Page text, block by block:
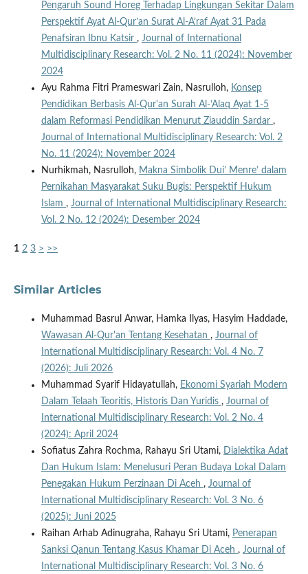
Pengaruh Sound Horeg Terhadap Lingkungan Sekitar Dalam
Perspektif Ayat Al-Qur’an Surat Al-A’raf Ayat 31 Pada
Penafsiran Ibnu Katsir , Journal of International
Multidisciplinary Research: Vol. 2 No. 11 (2024): November
2024
Ayu Rahma Fitri Prameswari Zain, Nasrulloh, Konsep
Pendidikan Berbasis Al-Qur'an Surah Al-‘Alaq Ayat 1-5
dalam Reformasi Pendidikan Menurut Ziauddin Sardar ,
Journal of International Multidisciplinary Research: Vol. 2
No. 11 (2024): November 2024
Nurhikmah, Nasrulloh, Makna Simbolik Dui’ Menre’ dalam
Pernikahan Masyarakat Suku Bugis: Perspektif Hukum
Islam , Journal of International Multidisciplinary Research:
Vol. 2 No. 12 (2024): Desember 2024
1 2 3 > >>
Similar Articles
Muhammad Basrul Anwar, Hamka Ilyas, Hasyim Haddade,
Wawasan Al-Qur'an Tentang Kesehatan , Journal of
International Multidisciplinary Research: Vol. 4 No. 7
(2026): Juli 2026
Muhammad Syarif Hidayatullah, Ekonomi Syariah Modern
Dalam Telaah Teoritis, Historis Dan Yuridis , Journal of
International Multidisciplinary Research: Vol. 2 No. 4
(2024): April 2024
Sofiatus Zahra Rochma, Rahayu Sri Utami, Dialektika Adat
Dan Hukum Islam: Menelusuri Peran Budaya Lokal Dalam
Penegakan Hukum Perzinaan Di Aceh , Journal of
International Multidisciplinary Research: Vol. 3 No. 6
(2025): Juni 2025
Raihan Arhab Adinugraha, Rahayu Sri Utami, Penerapan
Sanksi Qanun Tentang Kasus Khamar Di Aceh , Journal of
International Multidisciplinary Research: Vol. 3 No. 6